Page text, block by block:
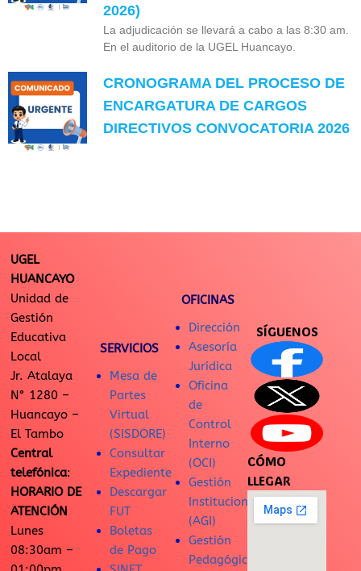
2026)
La adjudicación se llevará a cabo a las 8:30 am.
En el auditorio de la UGEL Huancayo.
CRONOGRAMA DEL PROCESO DE
ENCARGATURA DE CARGOS
DIRECTIVOS CONVOCATORIA 2026
UGEL
HUANCAYO
Unidad de
Gestión
Educativa
Local
Jr. Atalaya
N° 1280 –
Huancayo –
El Tambo
Central
telefónica:
HORARIO DE
ATENCIÓN
Lunes
08:30am –
SERVICIOS
Mesa de
Partes
Virtual
(SISDORE)
Consultar
Expediente
Descargar
FUT
Boletas
de Pago
OFICINAS
Dirección
Asesoría
Jurídica
Oficina
de
Control
Interno
(OCI)
Gestión
Institucional
(AGI)
Gestión
Pedagógica
SÍGUENOS
CÓMO
LLEGAR